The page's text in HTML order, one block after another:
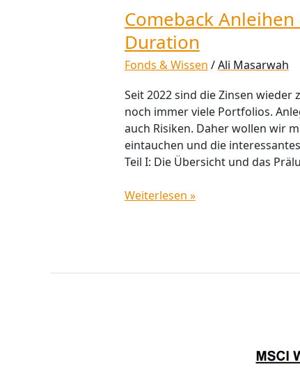
Comeback
Duration
Fonds & Wissen /Ali Masarwah
Seit 2022 sind die Zinsen
noch immer viele Portfolios.
auch Risiken. Daher wollen wir
eintauchen und die
Teil I: Die Übersicht und das
Weiterlesen »